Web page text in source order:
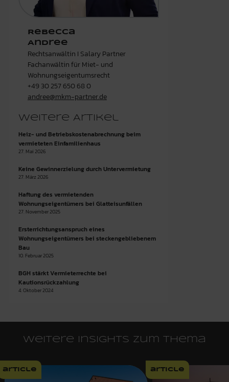
Rebecca
Andree
Rechtsanwältin I Salary Partner
Fachanwältin für Miet- und
Wohnungseigentumsrecht
+49 30 257 650 68 0
andree@mkm-partner.de
Weitere Artikel
Heiz- und Betriebskostenabrechnung beim
vermieteten Einfamilienhaus
27. Mai 2026
Keine Gewinnerzielung durch Untervermietung
27. März 2026
Haftung des vermietenden
Wohnungseigentümers bei Glatteisunfällen
27. November 2025
Ersterrichtungsanspruch eines
Wohnungseigentümers bei steckengebliebenem
Bau
10. Februar 2025
BGH stärkt Vermieterrechte bei
Kautionsrückzahlung
4. Oktober 2024
Weitere Insights zum Thema
article article